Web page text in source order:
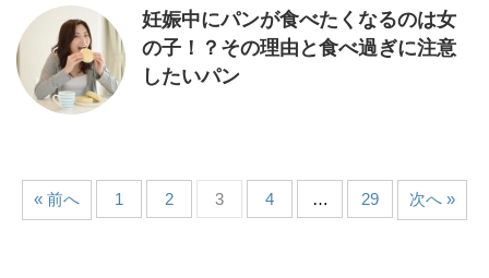
妊娠中にパンが食べたくなるのは女
の子！？その理由と食べ過ぎに注意
したいパン
« 前へ 1 2 3 4 … 29 次へ »